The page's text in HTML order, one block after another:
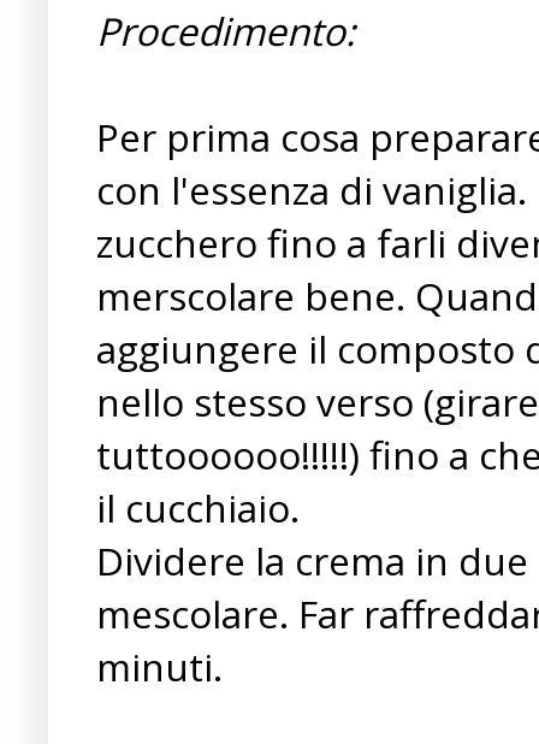
Procedimento:
Per prima cosa
con l'essenza di
zucchero fino a farli
merscolare bene.
aggiungere il composto
nello stesso verso
tuttoooooo!!!!!) fino a
il cucchiaio.
Dividere la crema in
mescolare. Far
minuti.